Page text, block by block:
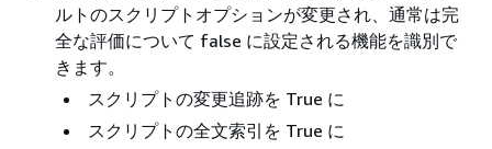
ルトのスクリプトオプションが変更され、通常は完
全な評価について false に設定される機能を識別で
きます。
スクリプトの変更追跡を True に
スクリプトの全文索引を True に